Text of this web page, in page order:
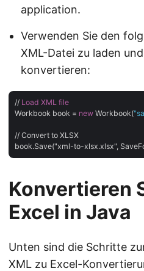
application.
Verwenden Sie den
XML-Datei zu laden
konvertieren:
// Load XML file
Workbook book = new Workbook(
// Convert to XLSX
Konvertieren
Excel in Java
Unten sind die Schritte
XML zu Excel-